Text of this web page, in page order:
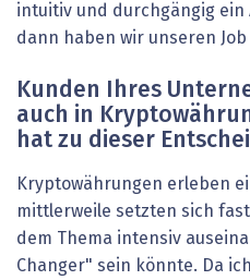
intuitiv und durchgängig
dann haben wir unseren
Kunden Ihres
auch in
hat zu dieser
Kryptowährungen erleben
mittlerweile setzten sich
dem Thema intensiv
Changer" sein könnte. Da